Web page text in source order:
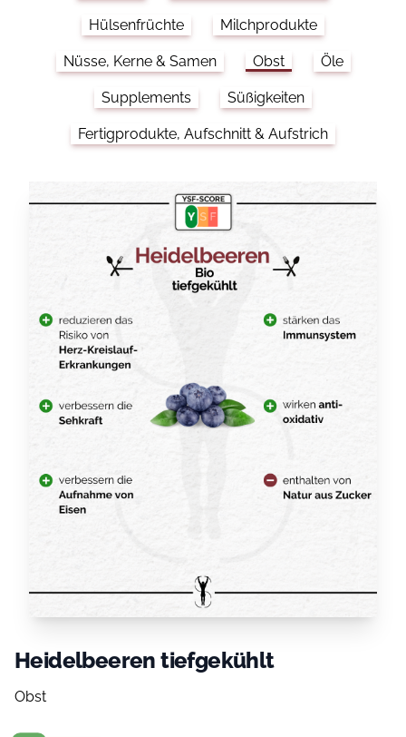
Hülsenfrüchte Milchprodukte
Nüsse, Kerne & Samen Obst Öle
Supplements Süßigkeiten
Fertigprodukte, Aufschnitt & Aufstrich
Heidelbeeren tiefgekühlt
Obst